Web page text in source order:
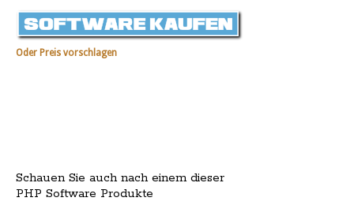
Oder Preis vorschlagen
Schauen Sie auch nach einem dieser
PHP Software Produkte